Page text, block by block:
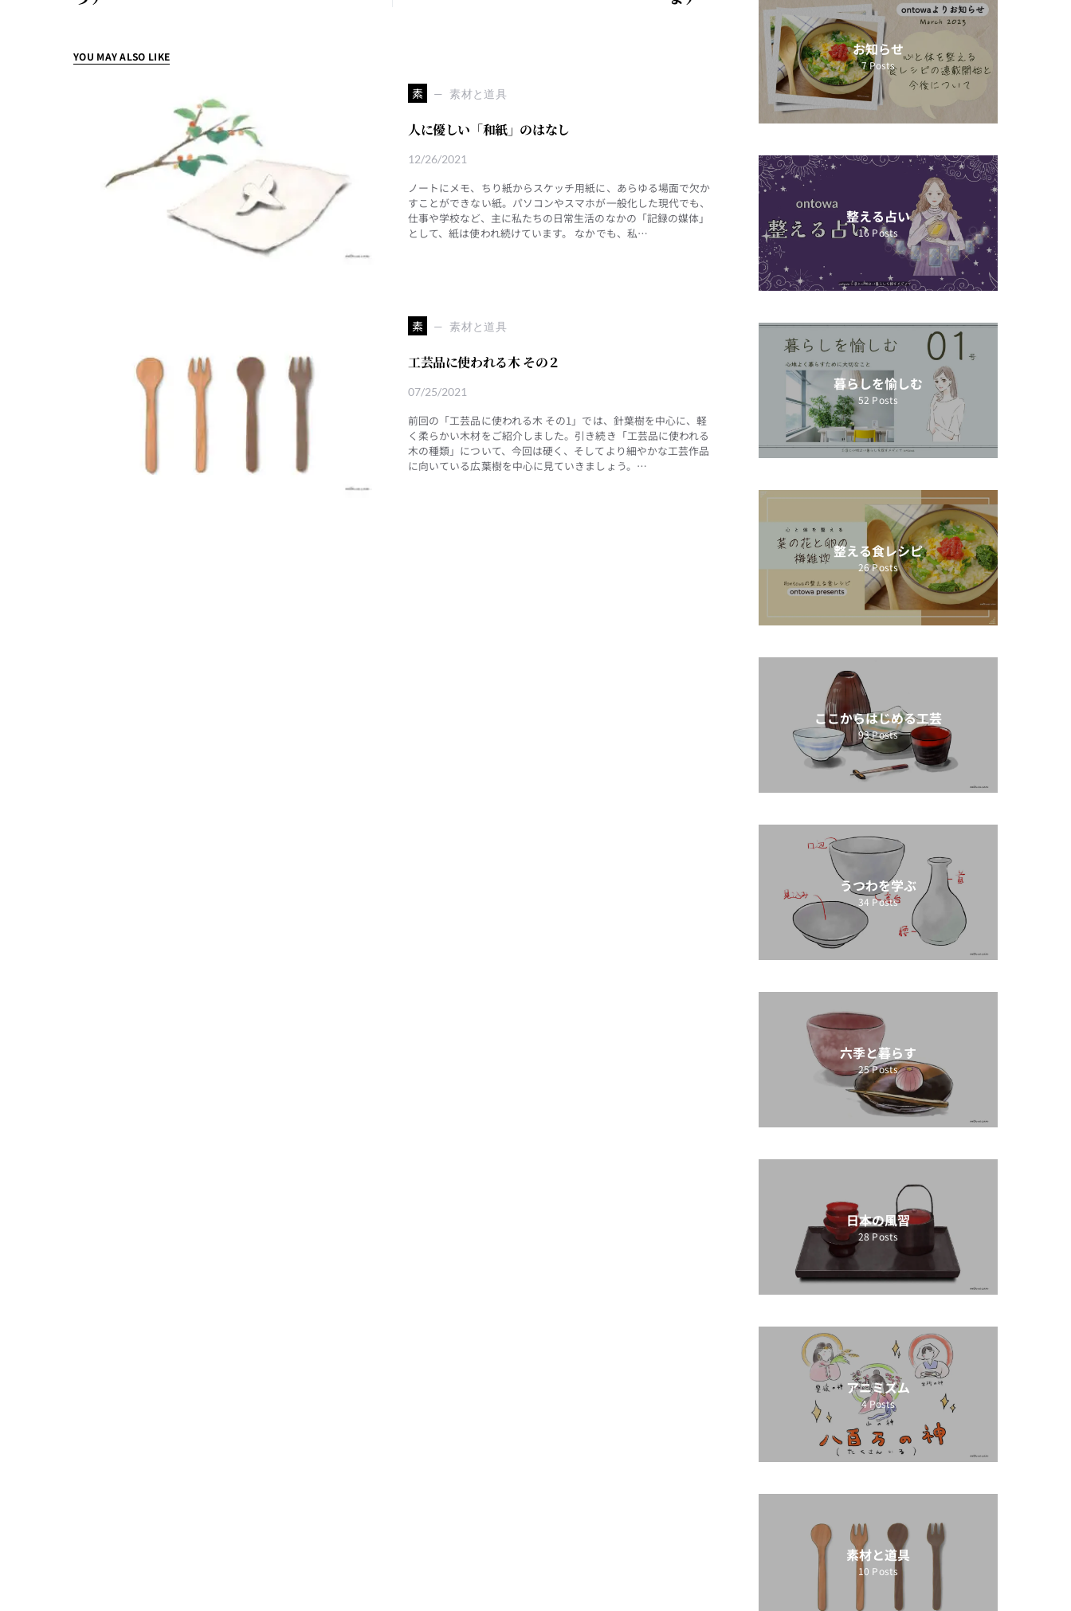
YOU MAY ALSO LIKE
素 素材と道具
人に優しい「和紙」のはなし
12/26/2021
ノートにメモ、ちり紙からスケッチ用紙に、あらゆる場面で欠か
すことができない紙。パソコンやスマホが一般化した現代でも、
仕事や学校など、主に私たちの日常生活のなかの「記録の媒体」
として、紙は使われ続けています。 なかでも、私…
素 素材と道具
工芸品に使われる木 その２
07/25/2021
前回の「工芸品に使われる木 その1」では、針葉樹を中心に、軽
く柔らかい木材をご紹介しました。引き続き「工芸品に使われる
木の種類」について、今回は硬く、そしてより細やかな工芸作品
に向いている広葉樹を中心に見ていきましょう。…
お知らせ
7Posts
整える占い
16 Posts
暮らしを愉しむ
52 Posts
整える食レシピ
26Posts
ここからはじめる工芸
93Posts
うつわを学ぶ
34 Posts
六季と暮らす
25Posts
日本の風習
28Posts
アニミズム
4Posts
素材と道具
10 Posts